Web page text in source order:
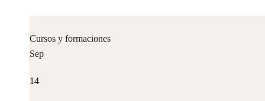
Cursos y formaciones
Sep
14